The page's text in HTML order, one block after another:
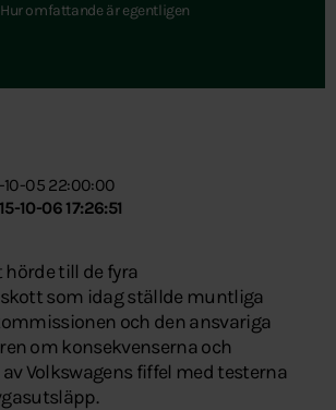
omfattande är egentligen
10-05 22:00:00
10-06 17:26:51
till de fyra
som idag ställde muntliga
och den ansvariga
om konsekvenserna och
Volkswagens fiffel med testerna